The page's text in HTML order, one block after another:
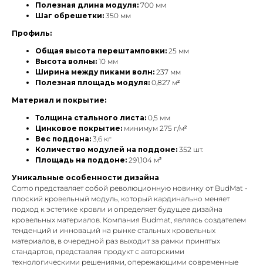
Полезная длина модуля: 700 мм
Шаг обрешетки: 350 мм
Профиль:
Общая высота перештамповки: 25 мм
Высота волны: 10 мм
Ширина между пиками волн: 237 мм
Полезная площадь модуля: 0,827 м²
Материал и покрытие:
Толщина стального листа: 0,5 мм
Цинковое покрытие: минимум 275 г/м²
Вес поддона: 3,6 кг
Количество модулей на поддоне: 352 шт.
Площадь на поддоне: 291,104 м²
Уникальные особенности дизайна
Como представляет собой революционную новинку от BudMat -
плоский кровельный модуль, который кардинально меняет
подход к эстетике кровли и определяет будущее дизайна
кровельных материалов. Компания Budmat, являясь создателем
тенденций и инноваций на рынке стальных кровельных
материалов, в очередной раз выходит за рамки принятых
стандартов, представляя продукт с авторскими
технологическими решениями, опережающими современные